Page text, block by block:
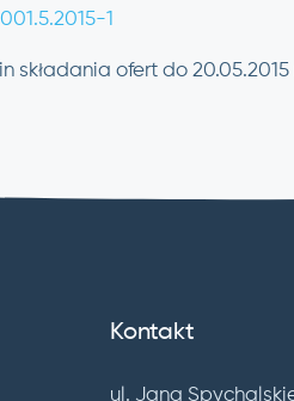
1
składania ofert do
Kontakt
ul. Jana